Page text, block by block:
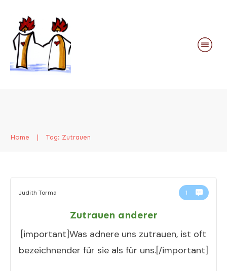
Home Tag: Zutrauen
Judith Torma 1
Zutrauen anderer
[important]Was adnere uns zutrauen, ist oft
bezeichnender für sie als für uns.[/important]